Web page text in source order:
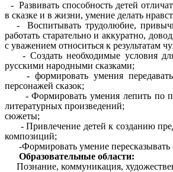
- Развивать способность детей
в сказке и в жизни, умение делать
- Воспитывать трудолюбие,
работать старательно и аккуратно,
с уважением относиться к результатам
- Создать необходимые условия
русскими народными сказками;
- формировать умения
персонажей сказок;
- Формировать умения лепить по
литературных произведений;
сюжеты;
- Привлечение детей к созданию
композиций;
-Формировать умение пересказывать
Образовательные области:
Познание, коммуникация,